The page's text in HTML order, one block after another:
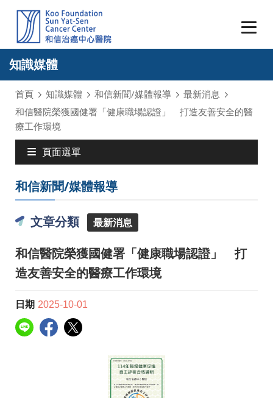
知識媒體
首頁 知識媒體 和信新聞/媒體報導
最新消息
和信醫院榮獲國健署「健康職場認證」 打造友善安全的醫
療工作環境
頁面選單
和信新聞/媒體報導
文章分類 最新消息
和信醫院榮獲國健署「健康職場認證」 打
造友善安全的醫療工作環境
日期 2025-10-01